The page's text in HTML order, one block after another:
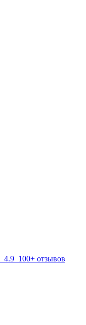
4.9 100+ отзывов